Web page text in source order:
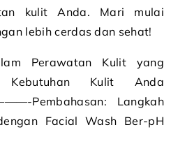
kulit Anda. Mari mulai
lebih cerdas dan sehat!
Perawatan Kulit yang
Kebutuhan Kulit Anda
Langkah
Facial Wash Ber-pH